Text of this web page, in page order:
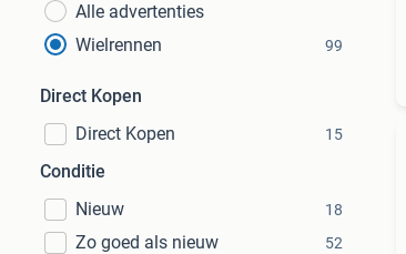
Alle advertenties
Wielrennen
99
Direct Kopen
Direct Kopen
15
Conditie
Nieuw
18
Zo goed als nieuw 52